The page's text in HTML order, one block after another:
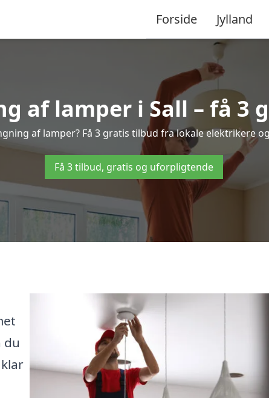
Forside Jylland
af lamper i Sall – få 3
af lamper? Få 3 gratis tilbud fra lokale elektrikere
Få 3 tilbud, gratis og uforpligtende
du